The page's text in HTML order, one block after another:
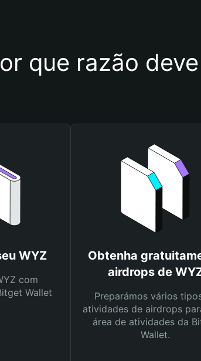
que razão
WYZ
com
Wallet
Obtenha
airdrops de
Preparámos vários
atividades de airdrops
área de atividades da
Wallet.